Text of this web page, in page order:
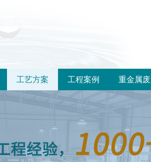
工艺方案 工程案例 重金属